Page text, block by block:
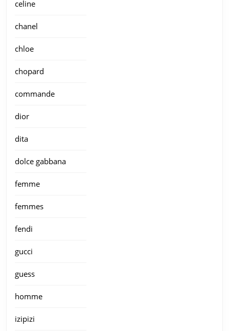
celine
chanel
chloe
chopard
commande
dior
dita
dolce gabbana
femme
femmes
fendi
gucci
guess
homme
izipizi